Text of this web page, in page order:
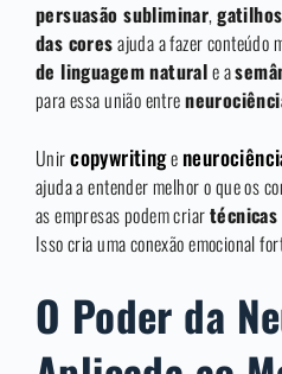
persuasão subliminar,
das coresajuda a fazer conteúdo
de linguagem naturale a
para essa união entre
Unircopywritinge
ajuda a entender melhor o que os
as empresas podem criar
Isso cria uma conexão emocional
O Poder da